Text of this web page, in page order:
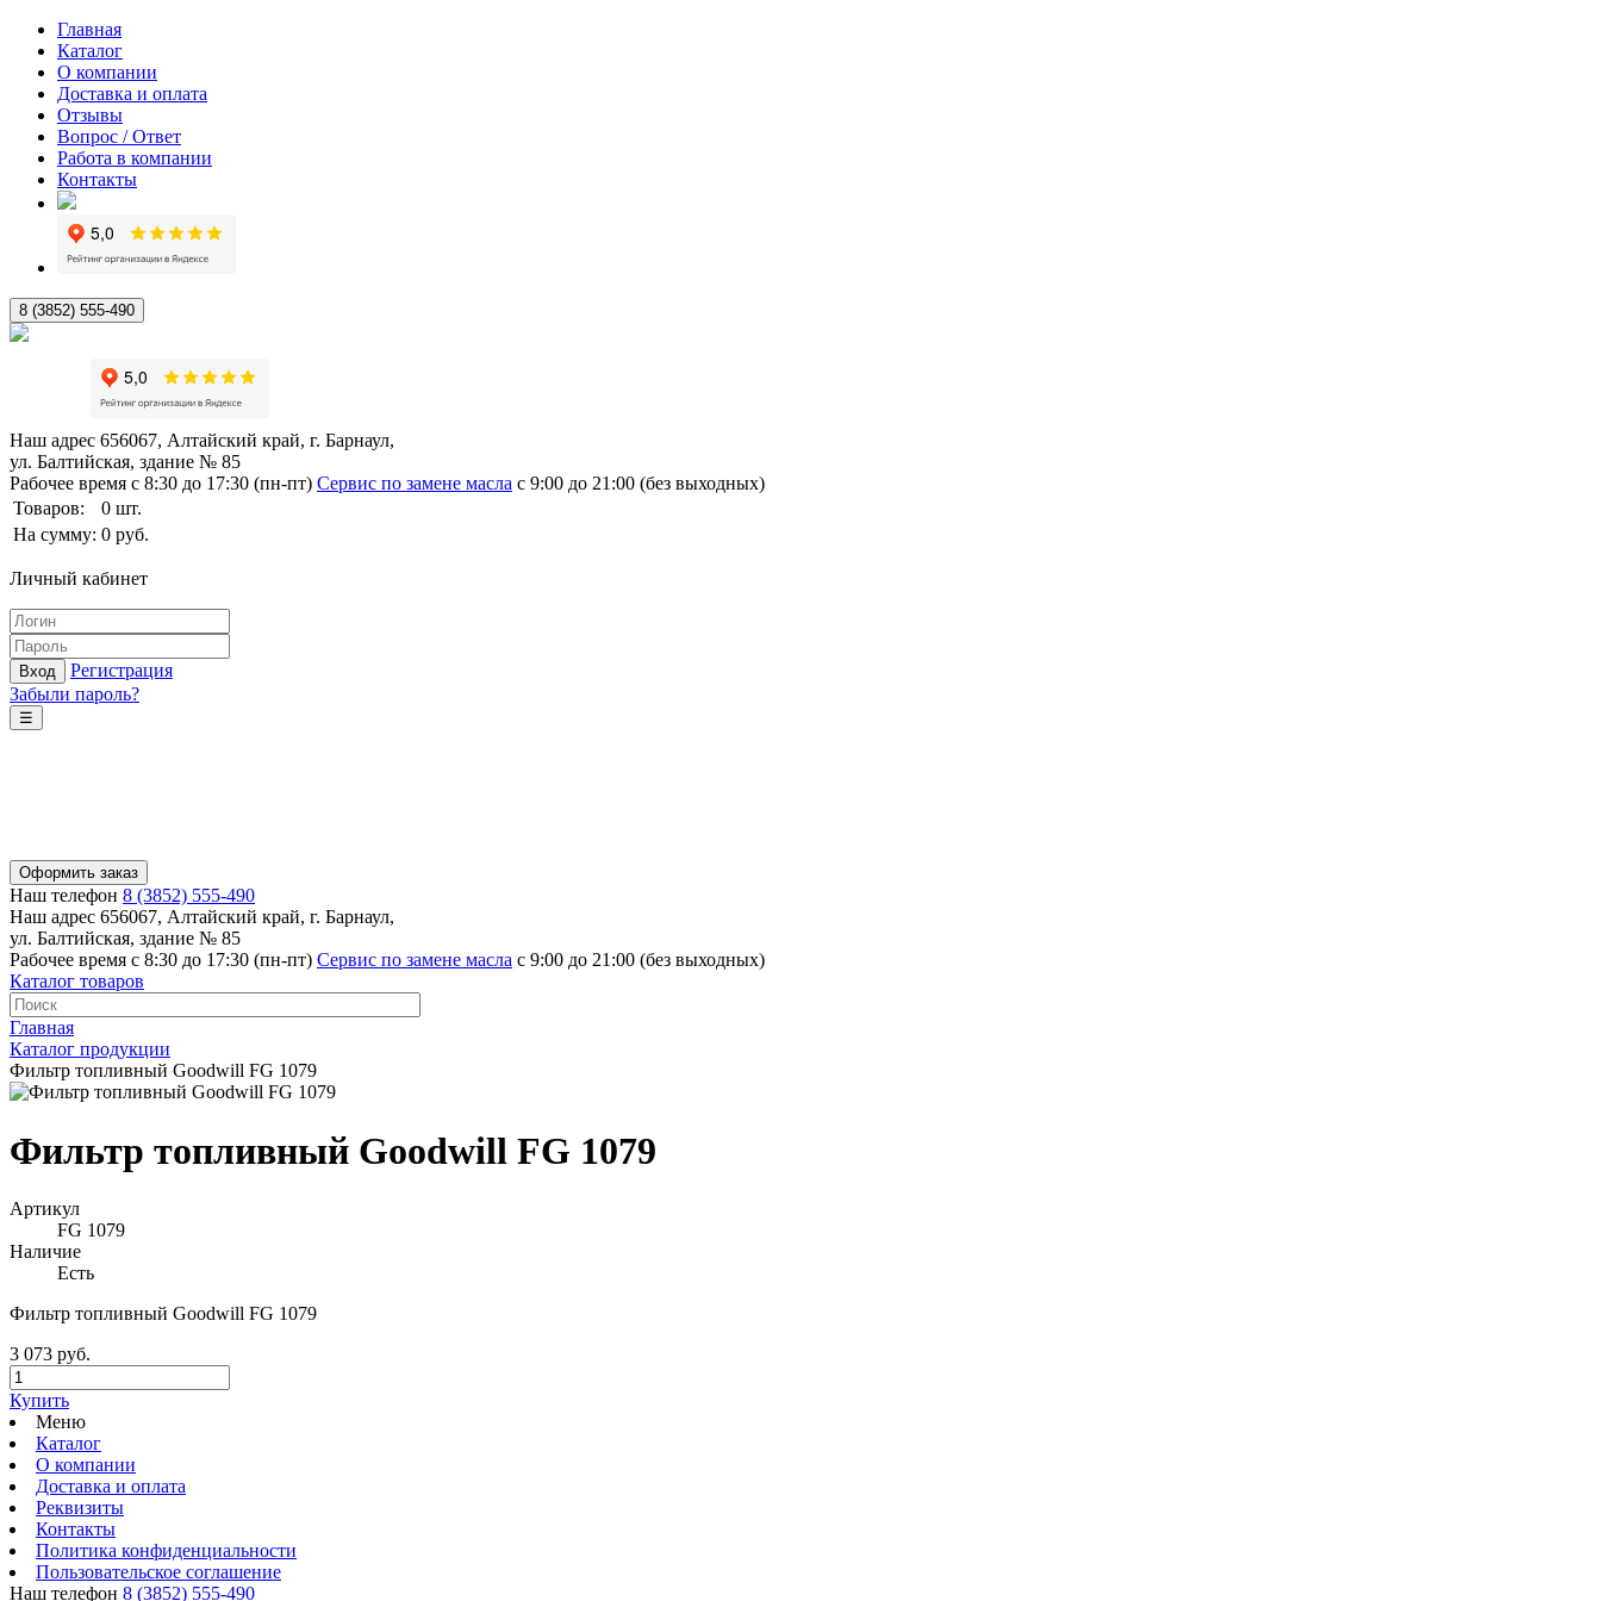
Главная
Каталог
О компании
Доставка и оплата
Отзывы
Вопрос / Ответ
Работа в компании
Контакты
8 (3852) 555-490
Наш адрес 656067, Алтайский край, г. Барнаул,
ул. Балтийская, здание № 85
Рабочее время с 8:30 до 17:30 (пн-пт) Сервис по замене масла с 9:00 до 21:00 (без выходных)
Товаров:
0 шт.
На сумму: 0 руб.
Личный кабинет
Вход
Регистрация
Забыли пароль?
☰
Оформить заказ
Наш телефон 8 (3852) 555-490
Наш адрес 656067, Алтайский край, г. Барнаул,
ул. Балтийская, здание № 85
Рабочее время с 8:30 до 17:30 (пн-пт) Сервис по замене масла с 9:00 до 21:00 (без выходных)
Каталог товаров
Главная
Каталог продукции
Фильтр топливный Goodwill FG 1079
Фильтр топливный Goodwill FG 1079
Артикул
FG 1079
Наличие
Есть
Фильтр топливный Goodwill FG 1079
3 073 руб.
Купить
Меню
Каталог
О компании
Доставка и оплата
Реквизиты
Контакты
Политика конфиденциальности
Пользовательское соглашение
Наш телефон 8 (3852) 555-490